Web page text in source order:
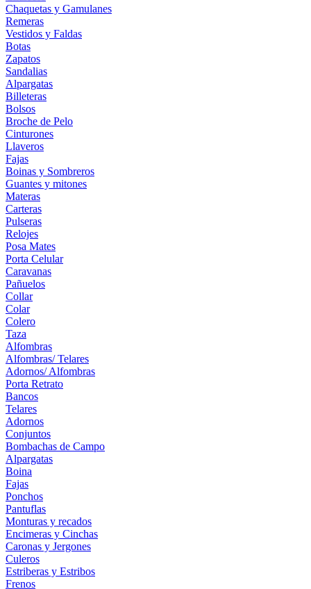
Chaquetas y Gamulanes
Remeras
Vestidos y Faldas
Botas
Zapatos
Sandalias
Alpargatas
Billeteras
Bolsos
Broche de Pelo
Cinturones
Llaveros
Fajas
Boinas y Sombreros
Guantes y mitones
Materas
Carteras
Pulseras
Relojes
Posa Mates
Porta Celular
Caravanas
Pañuelos
Collar
Colar
Colero
Taza
Alfombras
Alfombras/ Telares
Adornos/ Alfombras
Porta Retrato
Bancos
Telares
Adornos
Conjuntos
Bombachas de Campo
Alpargatas
Boina
Fajas
Ponchos
Pantuflas
Monturas y recados
Encimeras y Cinchas
Caronas y Jergones
Culeros
Estriberas y Estribos
Frenos